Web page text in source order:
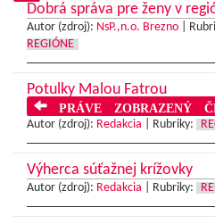
Dobrá správa pre ženy v
Autor (zdroj): NsP.,n.o. Brezno
REGIÓNE
Potulky Malou Fatrou
PRÁVE ZOBRAZENÝ
Autor (zdroj): Redakcia Rubriky:
Výherca súťažnej krížovky
Autor (zdroj): Redakcia Rubriky: